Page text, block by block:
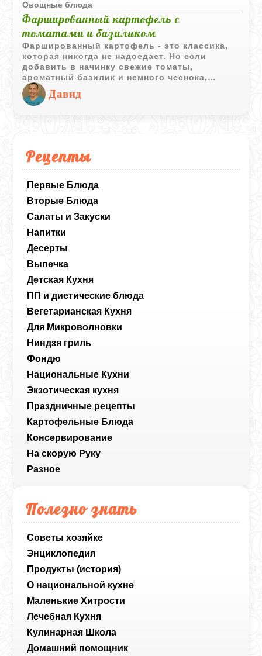
Рецепты
Первые Блюда
Вторые Блюда
Салаты и Закуски
Напитки
Десерты
Выпечка
Детская Кухня
ПП и диетические блюда
Вегетарианская Кухня
Для Микроволновки
Ниндзя гриль
Фондю
Национальные Кухни
Экзотическая кухня
Праздничные рецепты
Картофельные Блюда
Консервирование
На скорую Руку
Разное
Полезно знать
Советы хозяйке
Энциклопедия
Продукты (история)
О национальной кухне
Маленькие Хитрости
Лечебная Кухня
Кулинарная Школа
Домашний помощник
Овощные блюда
Фаршированный картофель с
томатами и базиликом
Фаршированный картофель - это классика,
которая никогда не надоедает. Но если
добавить в начинку свежие томаты,
ароматный базилик и немного чеснока,
привычное блюдо заиграет совсем другими
красками. Оно получается очень нежным
внутри, с приятной сырной корочкой сверху.
самостоятельное блюдо, и в качестве
Давид